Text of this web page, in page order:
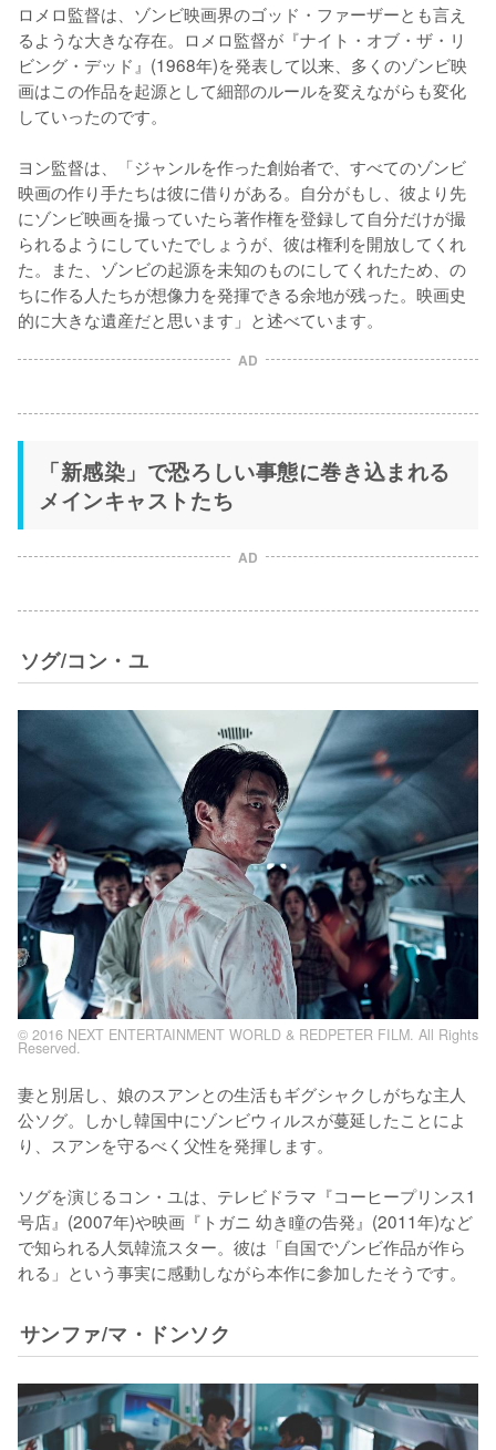
ロメロ監督は、ゾンビ映画界のゴッド・ファーザーとも言え
るような大きな存在。ロメロ監督が『ナイト・オブ・ザ・リ
ビング・デッド』(1968年)を発表して以来、多くのゾンビ映
画はこの作品を起源として細部のルールを変えながらも変化
していったのです。
ヨン監督は、「ジャンルを作った創始者で、すべてのゾンビ
映画の作り手たちは彼に借りがある。自分がもし、彼より先
にゾンビ映画を撮っていたら著作権を登録して自分だけが撮
られるようにしていたでしょうが、彼は権利を開放してくれ
た。また、ゾンビの起源を未知のものにしてくれたため、の
ちに作る人たちが想像力を発揮できる余地が残った。映画史
的に大きな遺産だと思います」と述べています。
AD
「新感染」で恐ろしい事態に巻き込まれる
メインキャストたち
AD
ソグ/コン・ユ
© 2016 NEXT ENTERTAINMENT WORLD & REDPETER FILM. All Rights
Reserved.
妻と別居し、娘のスアンとの生活もギグシャクしがちな主人
公ソグ。しかし韓国中にゾンビウィルスが蔓延したことによ
り、スアンを守るべく父性を発揮します。
ソグを演じるコン・ユは、テレビドラマ『コーヒープリンス1
号店』(2007年)や映画『トガニ 幼き瞳の告発』(2011年)など
で知られる人気韓流スター。彼は「自国でゾンビ作品が作ら
れる」という事実に感動しながら本作に参加したそうです。
サンファ/マ・ドンソク